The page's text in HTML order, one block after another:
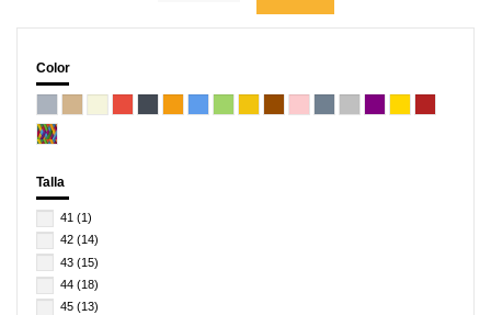
Color
Talla
41(1)
42(14)
43(15)
44(18)
45(13)